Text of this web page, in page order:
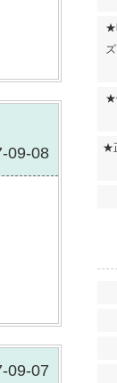
09-08
09-07
★
★
★